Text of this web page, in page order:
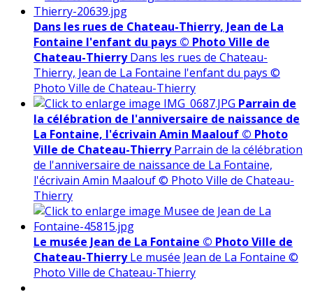
Dans les rues de Chateau-Thierry, Jean de La
Fontaine l'enfant du pays © Photo Ville de
Chateau-Thierry Dans les rues de Chateau-
Thierry, Jean de La Fontaine l'enfant du pays ©
Photo Ville de Chateau-Thierry
Parrain de
la célébration de l'anniversaire de naissance de
La Fontaine, l'écrivain Amin Maalouf © Photo
Ville de Chateau-ThierryParrain de la célébration
de l'anniversaire de naissance de La Fontaine,
l'écrivain Amin Maalouf © Photo Ville de Chateau-
Thierry
Le musée Jean de La Fontaine © Photo Ville de
Chateau-Thierry Le musée Jean de La Fontaine ©
Photo Ville de Chateau-Thierry